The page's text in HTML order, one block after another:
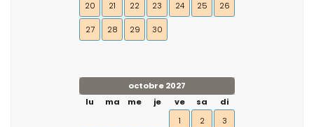
20 21 22 23 24 25 26
27 28 29 30
octobre 2027
lu
ma me je ve sa
di
1
2 3